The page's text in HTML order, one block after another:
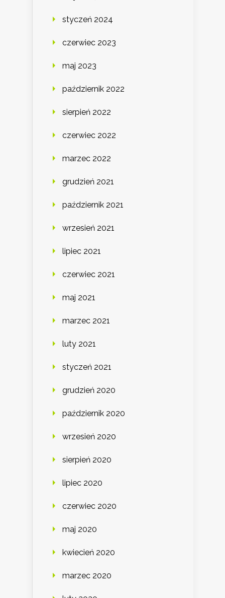
styczeń 2024
czerwiec 2023
maj 2023
październik 2022
sierpień 2022
czerwiec 2022
marzec 2022
grudzień 2021
październik 2021
wrzesień 2021
lipiec 2021
czerwiec 2021
maj 2021
marzec 2021
luty 2021
styczeń 2021
grudzień 2020
październik 2020
wrzesień 2020
sierpień 2020
lipiec 2020
czerwiec 2020
maj 2020
kwiecień 2020
marzec 2020